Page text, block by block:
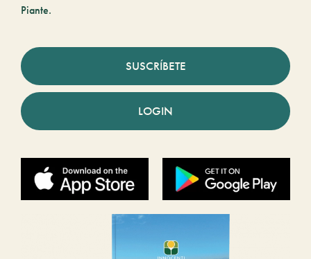
Piante.
SUSCRÍBETE
LOGIN